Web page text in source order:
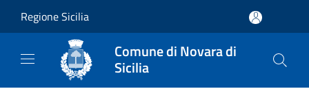
Regione Sicilia
Comune di Novara di
Sicilia